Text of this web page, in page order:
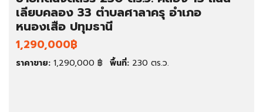
เลียบคลอง 33 ตำบลศาลาครุ อำเภอ
หนองเสือ ปทุมธานี
1,290,000฿
ราคาขาย: 1,290,000 ฿ พื้นที่: 230 ตร.ว.